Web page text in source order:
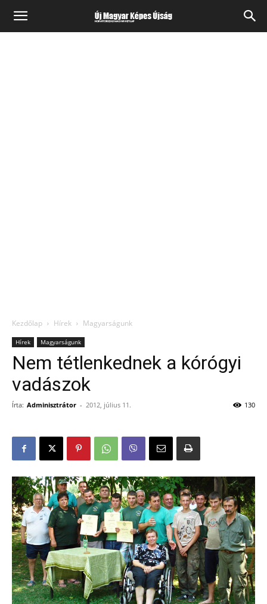
Kezdőlap Hírek Magyarságunk
Hírek Magyarságunk
Nem tétlenkednek a kórógyi
vadászok
Írta: Adminisztrátor - 2012, július 11. 130